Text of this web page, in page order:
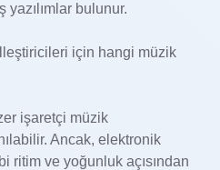
yazılımlar bulunur.
için hangi müzik
işaretçi müzik
Ancak, elektronik
ritim ve yoğunluk açısından